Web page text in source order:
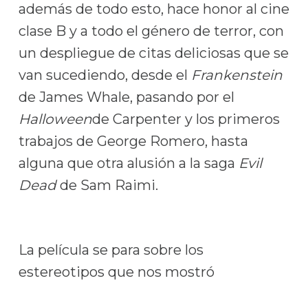
además de todo esto, hace honor al cine
clase B y a todo el género de terror, con
un despliegue de citas deliciosas que se
van sucediendo, desde el Frankenstein
de James Whale, pasando por el
Halloweende Carpenter y los primeros
trabajos de George Romero, hasta
alguna que otra alusión a la saga Evil
Deadde Sam Raimi.
La película se para sobre los
estereotipos que nos mostró